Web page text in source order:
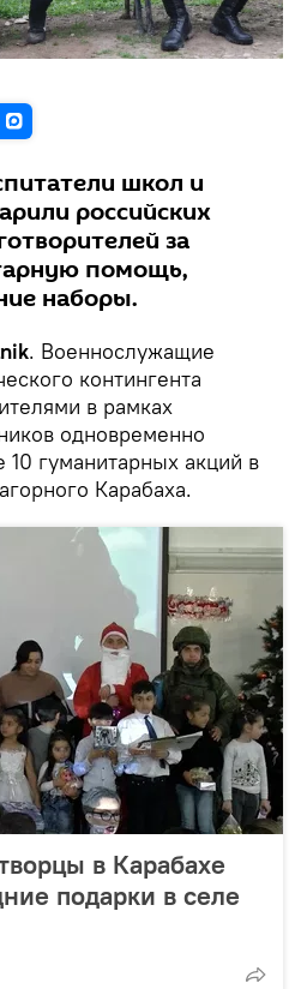
школ и
российских
за
помощь,
наборы.
. Военнослужащие
контингента
в рамках
одновременно
10 гуманитарных акций в
Карабаха.
в Карабахе
подарки в селе